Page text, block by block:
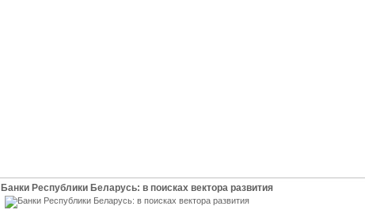
Банки Республики Беларусь: в поисках вектора развития